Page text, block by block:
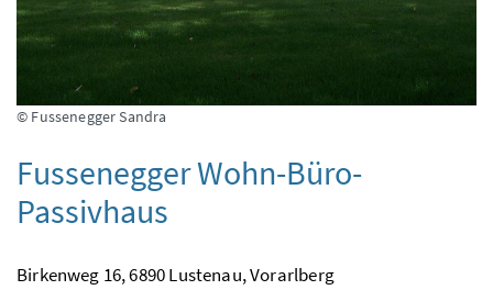
© Fussenegger Sandra
Fussenegger Wohn-Büro-
Passivhaus
Birkenweg 16, 6890 Lustenau, Vorarlberg